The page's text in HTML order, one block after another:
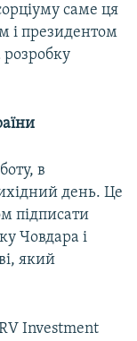
саме ця
і президентом
в
день. Це
підписати
Човдара і
який
Investment